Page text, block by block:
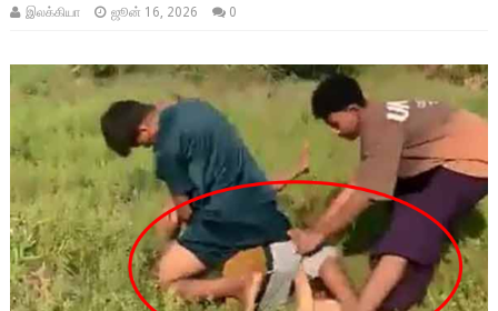
இலக்கியா ஜூன் 16, 2026 0